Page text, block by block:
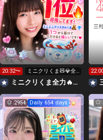
20:32〜
ミニクリくま🧸💎全
力集め中😖❣️❣️
ミニクリくま全力🔥🧸💎たあちゃんルーム🧸💚
2954 Daily 654 days